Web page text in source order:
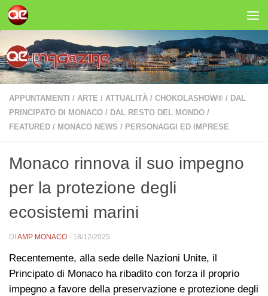
Salta al contenuto
APPUNTAMENTI / ARTE / ATTUALITÀ / CHOKOLASHOW® / DAL
PRINCIPATO DI MONACO / DAL RESTO DEL MONDO /
FEATURED / MONACO NEWS / PERSONAGGI ED IMPRESE
Monaco rinnova il suo impegno
per la protezione degli
ecosistemi marini
DI AMP MONACO · 18/12/2025
Recentemente, alla sede delle Nazioni Unite, il
Principato di Monaco ha ribadito con forza il proprio
impegno a favore della preservazione e protezione degli